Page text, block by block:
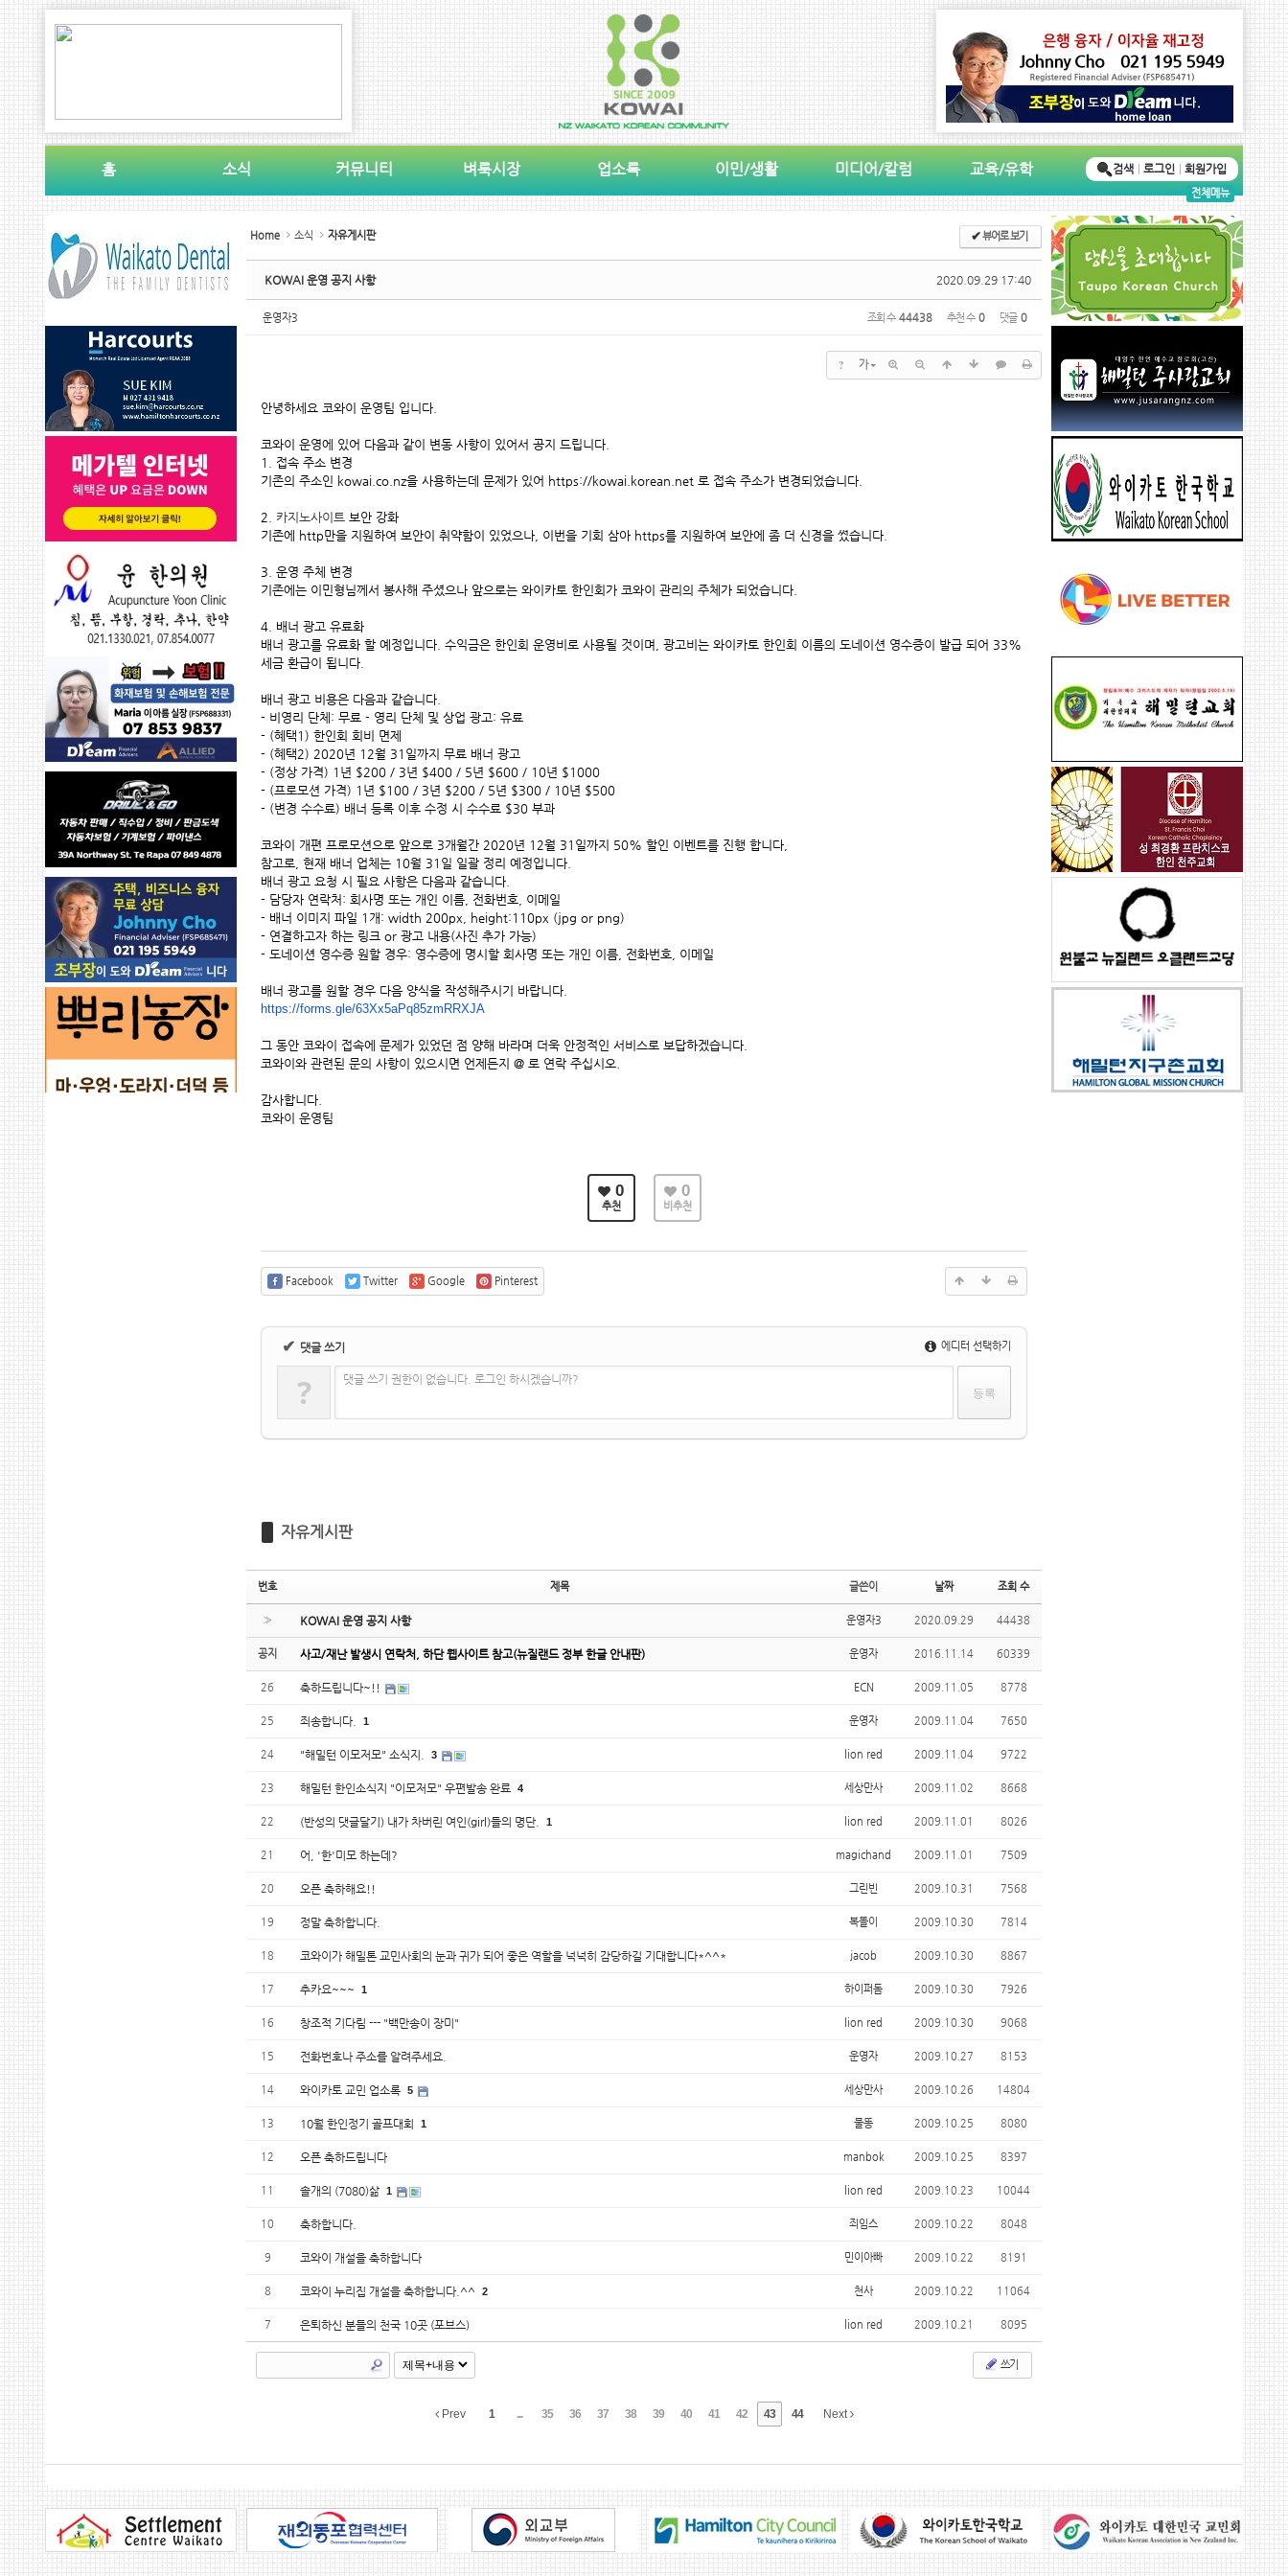
홈 소식 커뮤니티 벼룩시장 업소록 이민/생활 미디어/칼럼 교육/유학 검색 로그인 회원가입
전체메뉴
Home 소식 자유게시판 ✔뷰어로 보기
2020.09.29 17:40
KOWAI 운영 공지 사항
운영자3 조회 수 44438 추천 수 0 댓글 0
? 가
안녕하세요 코와이 운영팀 입니다.
코와이 운영에 있어 다음과 같이 변동 사항이 있어서 공지 드립니다.
1. 접속 주소 변경
기존의 주소인 kowai.co.nz을 사용하는데 문제가 있어 https://kowai.korean.net 로 접속 주소가 변경되었습니다.
2. 카지노사이트 보안 강화
기존에 http만을 지원하여 보안이 취약함이 있었으나, 이번을 기회 삼아 https를 지원하여 보안에 좀 더 신경을 썼습니다.
3. 운영 주체 변경
기존에는 이민형님께서 봉사해 주셨으나 앞으로는 와이카토 한인회가 코와이 관리의 주체가 되었습니다.
4. 배너 광고 유료화
배너 광고를 유료화 할 예정입니다. 수익금은 한인회 운영비로 사용될 것이며, 광고비는 와이카토 한인회 이름의 도네이션 영수증이 발급 되어 33%
세금 환급이 됩니다.
배너 광고 비용은 다음과 같습니다.
- 비영리 단체: 무료 - 영리 단체 및 상업 광고: 유료
- (혜택1) 한인회 회비 면제
- (혜택2) 2020년 12월 31일까지 무료 배너 광고
- (정상 가격) 1년 $200 / 3년 $400 / 5년 $600 / 10년 $1000
- (프로모션 가격) 1년 $100 / 3년 $200 / 5년 $300 / 10년 $500
- (변경 수수료) 배너 등록 이후 수정 시 수수료 $30 부과
코와이 개편 프로모션으로 앞으로 3개월간 2020년 12월 31일까지 50% 할인 이벤트를 진행 합니다,
참고로, 현재 배너 업체는 10월 31일 일괄 정리 예정입니다.
배너 광고 요청 시 필요 사항은 다음과 같습니다.
- 담당자 연락처: 회사명 또는 개인 이름, 전화번호, 이메일
- 배너 이미지 파일 1개: width 200px, height:110px (jpg or png)
- 연결하고자 하는 링크 or 광고 내용(사진 추가 가능)
- 도네이션 영수증 원할 경우: 영수증에 명시할 회사명 또는 개인 이름, 전화번호, 이메일
배너 광고를 원할 경우 다음 양식을 작성해주시기 바랍니다.
https://forms.gle/63Xx5aPq85zmRRXJA
그 동안 코와이 접속에 문제가 있었던 점 양해 바라며 더욱 안정적인 서비스로 보답하겠습니다.
코와이와 관련된 문의 사항이 있으시면 언제든지 @ 로 연락 주십시오.
감사합니다.
코와이 운영팀
0
추천
0
비추천
Facebook Twitter Google Pinterest
✔ 댓글 쓰기 에디터 선택하기
? 댓글 쓰기 권한이 없습니다. 로그인 하시겠습니까?
자유게시판
번호 제목 글쓴이 날짜 조회 수
» KOWAI 운영 공지 사항 운영자3 2020.09.29 44438
공지 사고/재난 발생시 연락처, 하단 웹사이트 참고(뉴질랜드 정부 한글 안내판) 운영자 2016.11.14 60339
26 축하드립니다~!! ECN 2009.11.05 8778
25 죄송합니다. 1 운영자 2009.11.04 7650
24 "해밀턴 이모저모" 소식지. 3 lion red 2009.11.04 9722
23 해밀턴 한인소식지 "이모저모" 우편발송 완료 4 세상만사 2009.11.02 8668
22 (반성의 댓글달기) 내가 차버린 여인(girl)들의 명단. 1 lion red 2009.11.01 8026
21 어, '한'미모 하는데? magichand 2009.11.01 7509
20 오픈 축하해요!! 그린빈 2009.10.31 7568
19 정말 축하합니다. 복똘이 2009.10.30 7814
18 코와이가 해밀톤 교민사회의 눈과 귀가 되어 좋은 역할을 넉넉히 감당하길 기대합니다*^^* jacob 2009.10.30 8867
17 추카요~~~ 1 하이퍼돔 2009.10.30 7926
16 창조적 기다림 --- "백만송이 장미" lion red 2009.10.30 9068
15 전화번호나 주소를 알려주세요. 운영자 2009.10.27 8153
14 와이카토 교민 업소록 5 세상만사 2009.10.26 14804
13 10월 한인정기 골프대회 1 물똥 2009.10.25 8080
12 오픈 축하드립니다 manbok 2009.10.25 8397
11 솔개의 (7080)삶 1 lion red 2009.10.23 10044
10 축하합니다. 죄임스 2009.10.22 8048
9 코와이 개설을 축하합니다 민이아빠 2009.10.22 8191
8 코와이 누리집 개설을 축하합니다.^^ 2 천사 2009.10.22 11064
7 은퇴하신 분들의 천국 10곳 (포브스) lion red 2009.10.21 8095
쓰기
Prev 1 ... 35 36 37 38 39 40 41 42 43 44 Next
Sketchbook5, 스케치북5
Sketchbook5, 스케치북5
Sketchbook5, 스케치북5
Sketchbook5, 스케치북5